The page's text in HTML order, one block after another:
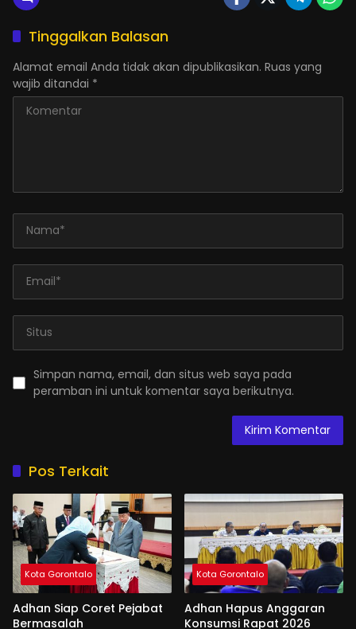
Tinggalkan Balasan
Alamat email Anda tidak akan dipublikasikan. Ruas yang
wajib ditandai *
Simpan nama, email, dan situs web saya pada
peramban ini untuk komentar saya berikutnya.
Pos Terkait
Kota Gorontalo
Adhan Siap Coret Pejabat
Bermasalah
Kota Gorontalo
Adhan Hapus Anggaran
Konsumsi Rapat 2026